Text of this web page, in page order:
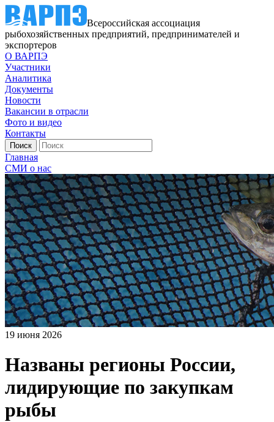
Всероссийская ассоциация
рыбохозяйственных предприятий, предпринимателей и
экспортеров
О ВАРПЭ
Участники
Аналитика
Документы
Новости
Вакансии в отрасли
Фото и видео
Контакты
Главная
СМИ о нас
19 июня 2026
Названы регионы России,
лидирующие по закупкам
рыбы